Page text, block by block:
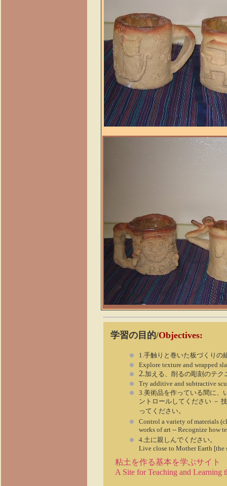
学習の目的/Objectives:
1.手触りと巻いた板づくりの
Explore texture and wrapped
2.加える、削るの彫刻のテ
Try additive and subtractive
3.美術品を作っている間に、
ントロールしてください －
ってください。
Control a variety of materials
works of art -- Recognize how
4.土に親しんでください。
Live close to Mother Earth [the
粘土を作る基本を学ぶサイト
A Site for Teaching and Learning